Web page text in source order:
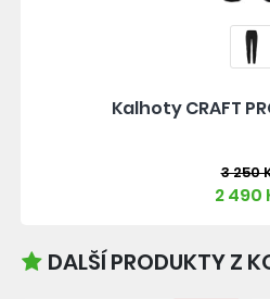
Kalhoty CRAFT
3 250
2 490
DALŠÍ PRODUKTY Z